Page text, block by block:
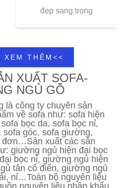
đẹp sang trọng
XEM THÊM<<
XUẤT SOFA-
NGỦ GỖ
là công ty chuyên sản
về sofa như: sofa hiện
bọc da, sofa bọc nỉ,
sofa góc, sofa giường,
đơn…Sản xuất các sản
giường ngủ hiện đại bọc
bọc nỉ, giường ngủ hiện
tân cổ điển, giường ngủ
nỉ…Toàn bộ nguyên liệu
nguyên liệu nhập khẩu